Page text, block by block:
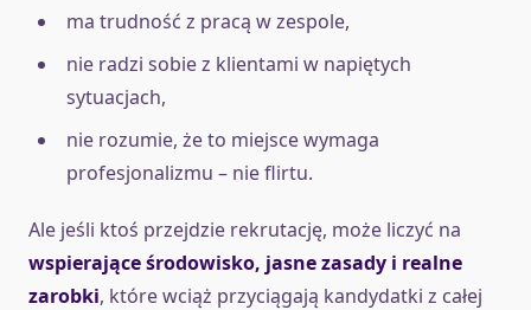
ma trudność z pracą w zespole,
nie radzi sobie z klientami w napiętych
sytuacjach,
nie rozumie, że to miejsce wymaga
profesjonalizmu – nie flirtu.
Ale jeśli ktoś przejdzie rekrutację, może liczyć na
wspierające środowisko, jasne zasady i realne
zarobki, które wciąż przyciągają kandydatki z całej